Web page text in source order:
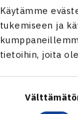
Käytämme
tukemiseen ja
tietoihin, joita